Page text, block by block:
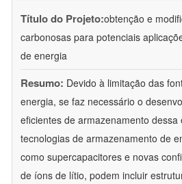
Título do Projeto:obtenção e
carbonosas para potenciais
de energia
Resumo: Devido à limitação das
energia, se faz necessário o
eficientes de armazenamento dessa
tecnologias de armazenamento de
como supercapacitores e novas
de íons de lítio, podem incluir